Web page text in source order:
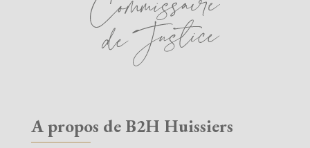
A propos de B2H Huissiers